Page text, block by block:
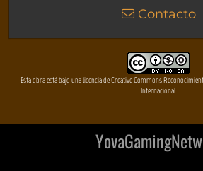
Contacto
Esta obra está bajo una licencia de Creative Commons
Internacional